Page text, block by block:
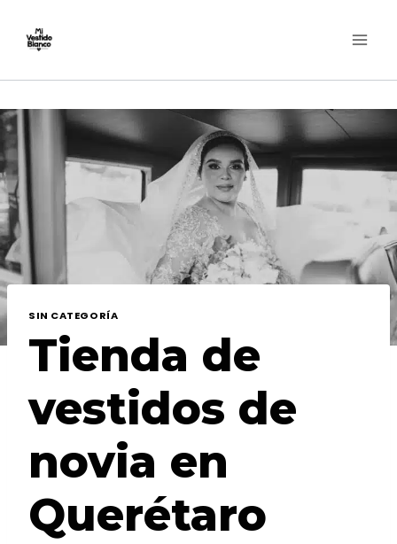
SIN CATEGORÍA
Tienda de
vestidos de
novia en
Querétaro